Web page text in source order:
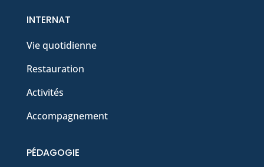
INTERNAT
Vie quotidienne
Restauration
Activités
Accompagnement
PÉDAGOGIE